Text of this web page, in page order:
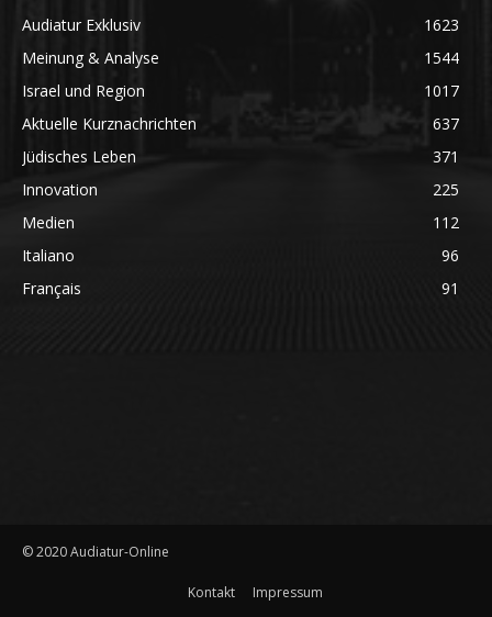
Audiatur Exklusiv
1623
Meinung & Analyse
1544
Israel und Region
1017
Aktuelle Kurznachrichten
637
Jüdisches Leben
371
Innovation
225
Medien
112
Italiano
96
Français
91
© 2020 Audiatur-Online
Kontakt Impressum